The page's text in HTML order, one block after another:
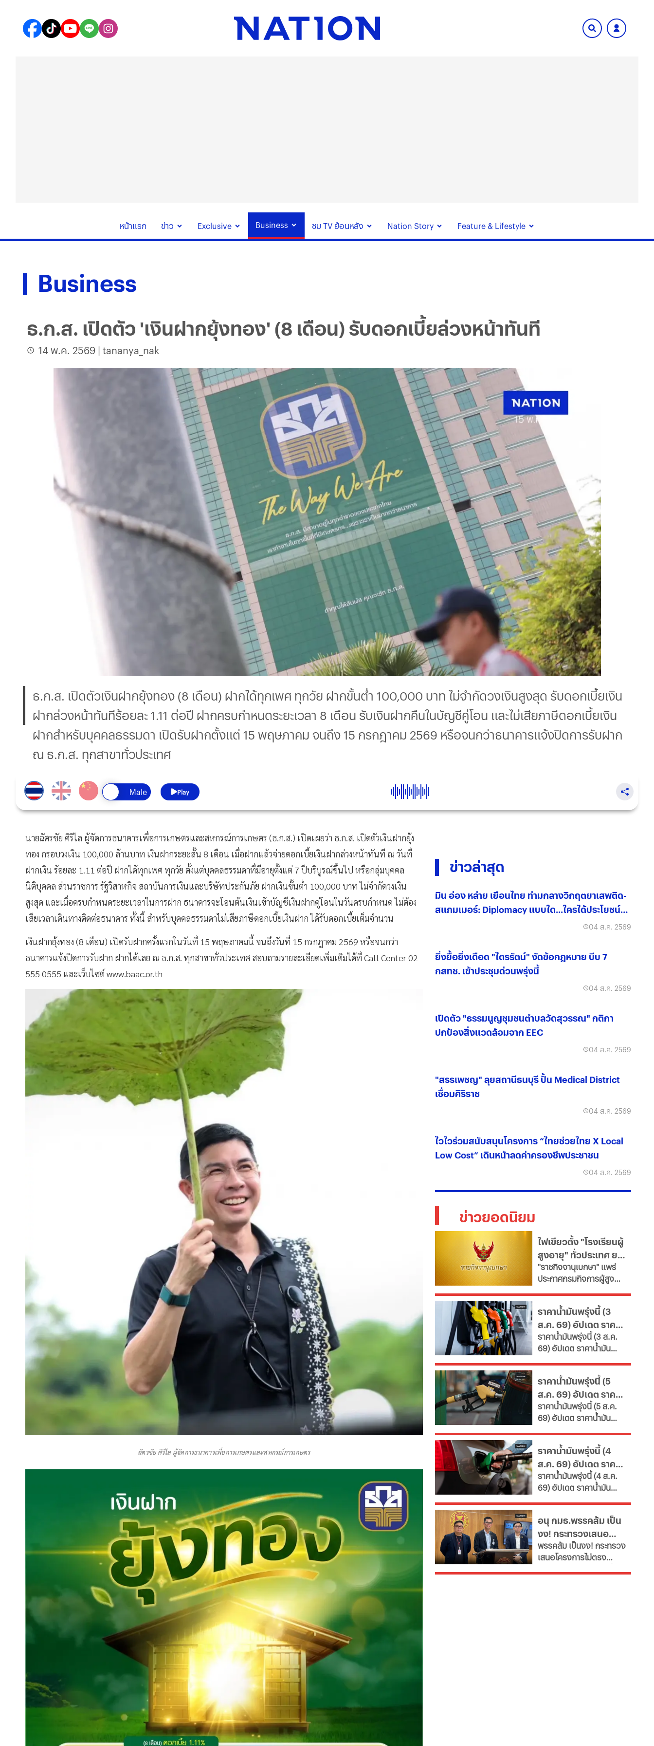
หน้าแรก ข่าว Exclusive Business ชม TV ย้อนหลัง Nation Story Feature & Lifestyle
Business
ธ.ก.ส. เปิดตัว 'เงินฝากยุ้งทอง' (8 เดือน) รับดอกเบี้ยล่วงหน้าทันที
14 พ.ค. 2569 | tananya_nak
ธ.ก.ส. เปิดตัวเงินฝากยุ้งทอง (8 เดือน) ฝากได้ทุกเพศ ทุกวัย ฝากขั้นต่ำ 100,000 บาท ไม่จำกัดวงเงินสูงสุด รับดอกเบี้ยเงิน
ฝากล่วงหน้าทันทีร้อยละ 1.11 ต่อปี ฝากครบกำหนดระยะเวลา 8 เดือน รับเงินฝากคืนในบัญชีคู่โอน และไม่เสียภาษีดอกเบี้ยเงิน
ฝากสำหรับบุคคลธรรมดา เปิดรับฝากตั้งแต่ 15 พฤษภาคม จนถึง 15 กรกฎาคม 2569 หรือจนกว่าธนาคารแจ้งปิดการรับฝาก
ณ ธ.ก.ส. ทุกสาขาทั่วประเทศ
Play
นายฉัตรชัย ศิริไล ผู้จัดการธนาคารเพื่อการเกษตรและสหกรณ์การเกษตร (ธ.ก.ส.) เปิดเผยว่า ธ.ก.ส. เปิดตัวเงินฝากยุ้ง
ทอง กรอบวงเงิน 100,000 ล้านบาท เงินฝากระยะสั้น 8 เดือน เมื่อฝากแล้วจ่ายดอกเบี้ยเงินฝากล่วงหน้าทันที ณ วันที่
ฝากเงิน ร้อยละ 1.11 ต่อปี ฝากได้ทุกเพศ ทุกวัย ตั้งแต่บุคคลธรรมดาที่มีอายุตั้งแต่ 7 ปีบริบูรณ์ขึ้นไป หรือกลุ่มบุคคล
นิติบุคคล ส่วนราชการ รัฐวิสาหกิจ สถาบันการเงินและบริษัทประกันภัย ฝากเงินขั้นต่ำ 100,000 บาท ไม่จำกัดวงเงิน
สูงสุด และเมื่อครบกำหนดระยะเวลาในการฝาก ธนาคารจะโอนต้นเงินเข้าบัญชีเงินฝากคู่โอนในวันครบกำหนด ไม่ต้อง
เสียเวลาเดินทางติดต่อธนาคาร ทั้งนี้ สำหรับบุคคลธรรมดาไม่เสียภาษีดอกเบี้ยเงินฝาก ได้รับดอกเบี้ยเต็มจำนวน
เงินฝากยุ้งทอง (8 เดือน) เปิดรับฝากครั้งแรกในวันที่ 15 พฤษภาคมนี้ จนถึงวันที่ 15 กรกฎาคม 2569 หรือจนกว่า
ธนาคารแจ้งปิดการรับฝาก ฝากได้เลย ณ ธ.ก.ส. ทุกสาขาทั่วประเทศ สอบถามรายละเอียดเพิ่มเติมได้ที่ Call Center 02
555 0555 และเว็บไซต์ www.baac.or.th
ฉัตรชัย ศิริไล ผู้จัดการธนาคารเพื่อการเกษตรและสหกรณ์การเกษตร
ข่าวล่าสุด
มิน อ่อง หล่าย เยือนไทย ท่ามกลางวิกฤตยาเสพติด-
สแกมเมอร์: Diplomacy แบบใด...ใครได้ประโยชน์
04 ส.ค. 2569
ยิ่งยื้อยิ่งเดือด "ไตรรัตน์" งัดข้อกฎหมาย บีบ 7
กสทช. เข้าประชุมด่วนพรุ่งนี้
04 ส.ค. 2569
เปิดตัว "ธรรมนูญชุมชนตำบลวัดสุวรรณ" กติกา
ปกป้องสิ่งแวดล้อมจาก EEC
04 ส.ค. 2569
"สรรเพชญ" ลุยสถานีธนบุรี ปั้น Medical District
เชื่อมศิริราช
04 ส.ค. 2569
ไวไวร่วมสนับสนุนโครงการ “ไทยช่วยไทย X Local
Low Cost” เดินหน้าลดค่าครองชีพประชาชน
04 ส.ค. 2569
ข่าวยอดนิยม
ไฟเขียวตั้ง "โรงเรียนผู้
สูงอายุ" ทั่วประเทศ ยก
ระดับคุณภาพชีวิต เช็ก
เงื่อนไข
"ราชกิจจานุเบกษา" แพร่
ประกาศกรมกิจการผู้สูง
"โรงเรียนผู้สูงอายุ" มุ่งขับ
เคลื่อนสังคมสูงวัยอย่างมี
คุณค่า หนุนพัฒนา
ศักยภาพ-เรียนรู้ตลอดชีวิต
เผยช่องทางยื่นคำขอทั้ง
กทม.-ต่างจังหวัด พบ
ฝ่าฝืนเกณฑ์เสี่ยงถูกสั่ง
เพิกถอน
ราคาน้ำมันพรุ่งนี้ (3
ส.ค. 69) อัปเดต ราคา
น้ำมันล่าสุด จากปั๊ม
ใหญ่
ราคาน้ำมันพรุ่งนี้ (3 ส.ค.
69) อัปเดต ราคาน้ำมัน
ขนาดใหญ่ มีทั้งราคาน้ำมัน
ดีเซล เบนซิน และ แก๊สโซ
ฮอล์
ราคาน้ำมันพรุ่งนี้ (5
ส.ค. 69) อัปเดต ราคา
น้ำมันล่าสุด จากปั๊ม
ใหญ่
ราคาน้ำมันพรุ่งนี้ (5 ส.ค.
69) อัปเดต ราคาน้ำมัน
ขนาดใหญ่ มีทั้งราคาน้ำมัน
ดีเซล เบนซิน และ แก๊สโซ
ฮอล์
ราคาน้ำมันพรุ่งนี้ (4
ส.ค. 69) อัปเดต ราคา
น้ำมันล่าสุด จากปั๊ม
ใหญ่
ราคาน้ำมันพรุ่งนี้ (4 ส.ค.
69) อัปเดต ราคาน้ำมัน
ดีเซล เบนซิน และ แก๊สโซ
ฮอล์
อนุ กมธ.พรรคส้ม เป็น
งง! กระทรวงเสนอ
โครงการไม่ตรงภารกิจ
พรรคส้ม เป็นงง! กระทรวง
เสนอโครงการไม่ตรง